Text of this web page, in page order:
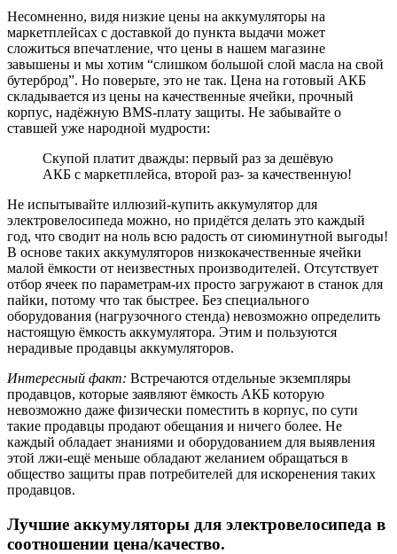
Несомненно, видя низкие цены на аккумуляторы на
маркетплейсах с доставкой до пункта выдачи может
сложиться впечатление, что цены в нашем магазине
завышены и мы хотим “слишком большой слой масла на свой
бутерброд”. Но поверьте, это не так. Цена на готовый АКБ
складывается из цены на качественные ячейки, прочный
корпус, надёжную BMS-плату защиты. Не забывайте о
ставшей уже народной мудрости:
Скупой платит дважды: первый раз за дешёвую
АКБ с маркетплейса, второй раз- за качественную!
Не испытывайте иллюзий-купить аккумулятор для
электровелосипеда можно, но придётся делать это каждый
год, что сводит на ноль всю радость от сиюминутной выгоды!
В основе таких аккумуляторов низкокачественные ячейки
малой ёмкости от неизвестных производителей. Отсутствует
отбор ячеек по параметрам-их просто загружают в станок для
пайки, потому что так быстрее. Без специального
оборудования (нагрузочного стенда) невозможно определить
настоящую ёмкость аккумулятора. Этим и пользуются
нерадивые продавцы аккумуляторов.
Интересный факт: Встречаются отдельные экземпляры
продавцов, которые заявляют ёмкость АКБ которую
невозможно даже физически поместить в корпус, по сути
такие продавцы продают обещания и ничего более. Не
каждый обладает знаниями и оборудованием для выявления
этой лжи-ещё меньше обладают желанием обращаться в
общество защиты прав потребителей для искоренения таких
продавцов.
Лучшие аккумуляторы для электровелосипеда в
соотношении цена/качество.